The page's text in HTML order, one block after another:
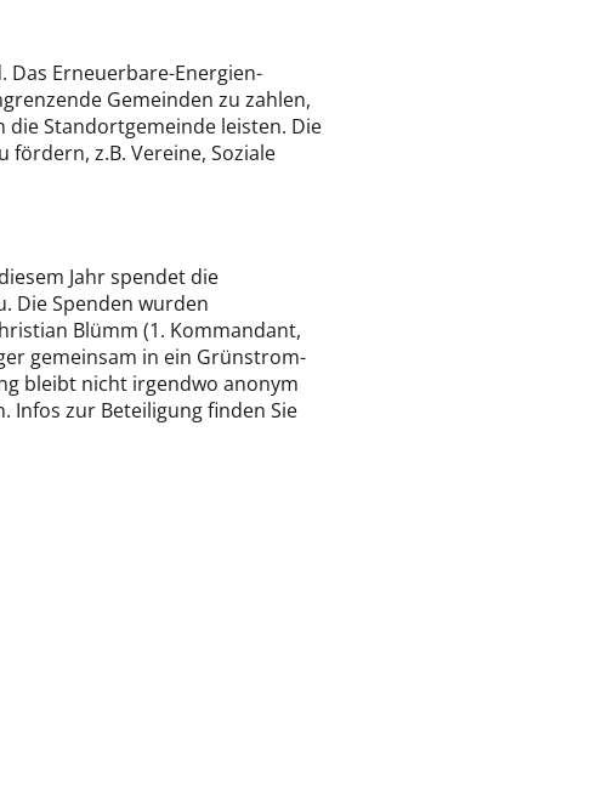
Erneuerbare-Energien-
Gemeinden zu zahlen,
die Standortgemeinde leisten. Die
z.B. Vereine, Soziale
Jahr spendet die
Die Spenden wurden
Blümm (1. Kommandant,
gemeinsam in ein Grünstrom-
bleibt nicht irgendwo anonym
Infos zur Beteiligung finden Sie